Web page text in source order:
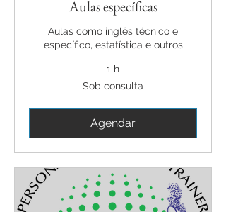
Aulas específicas
Aulas como inglês técnico e
específico, estatística e outros
1 h
Sob consulta
Agendar